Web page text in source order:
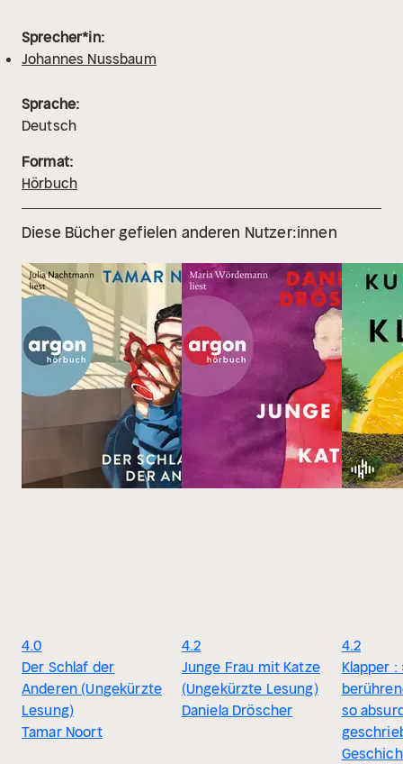
Sprecher*in:
Johannes Nussbaum
Sprache:
Deutsch
Format:
Hörbuch
Diese Bücher gefielen anderen Nutzer:innen
4.0
Der Schlaf der
Anderen (Ungekürzte
Lesung)
Tamar Noort
4.2
Junge Frau mit Katze
(Ungekürzte Lesung)
Daniela Dröscher
4.2
Klapper :
so